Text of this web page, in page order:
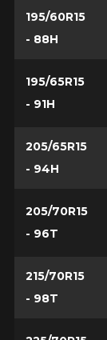
195/60R15
- 88H
195/65R15
- 91H
205/65R15
- 94H
205/70R15
- 96T
215/70R15
- 98T
Option
Condition de
VOICI LES
Que